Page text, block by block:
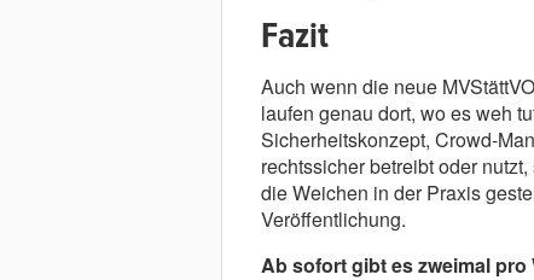
Fazit
Auch wenn die neue
laufen genau dort, wo es weh
Sicherheitskonzept, Crowd-
rechtssicher betreibt oder
die Weichen in der Praxis
Veröffentlichung.
Ab sofort gibt es zweimal